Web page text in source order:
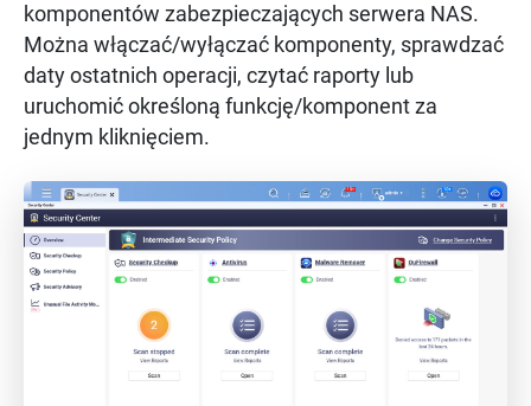
komponentów zabezpieczających serwera NAS.
Można włączać/wyłączać komponenty, sprawdzać
daty ostatnich operacji, czytać raporty lub
uruchomić określoną funkcję/komponent za
jednym kliknięciem.